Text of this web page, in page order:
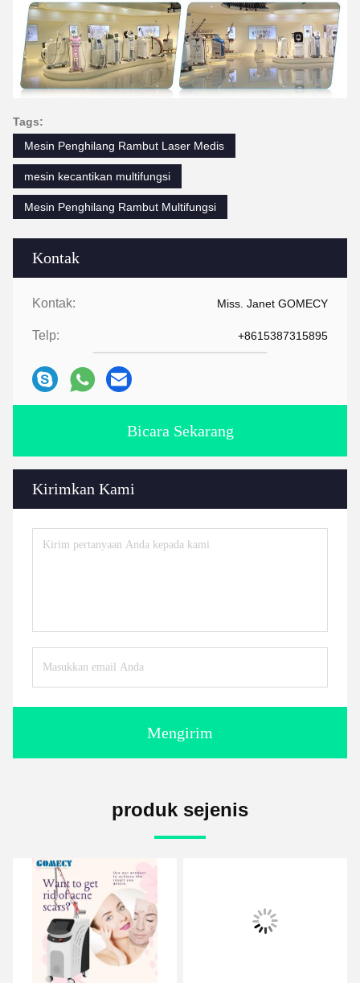
Kontak
Kontak: Miss. Janet GOMECY
Telp: +8615387315895
Bicara Sekarang
Kirimkan Kami
Mengirim
Tags:
Mesin Penghilang Rambut Laser Medis
mesin kecantikan multifungsi
Mesin Penghilang Rambut Multifungsi
produk sejenis